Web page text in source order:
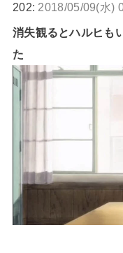
202: 2018/05/09(水)
消失観るとハルヒも
た